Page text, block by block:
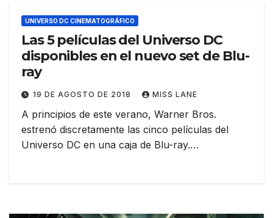
UNIVERSO DC CINEMATOGRÁFICO
Las 5 películas del Universo DC
disponibles en el nuevo set de Blu-
ray
19 DE AGOSTO DE 2018 MISS LANE
A principios de este verano, Warner Bros.
estrenó discretamente las cinco películas del
Universo DC en una caja de Blu-ray.…